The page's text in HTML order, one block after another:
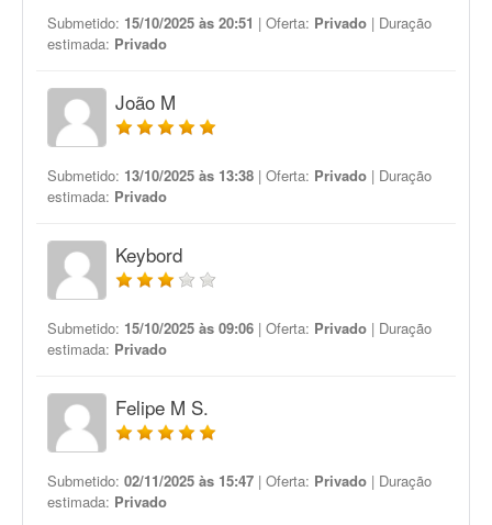
Submetido: 15/10/2025 às 20:51 | Oferta: Privado | Duração
estimada: Privado
João M
Submetido: 13/10/2025 às 13:38 | Oferta: Privado | Duração
estimada: Privado
Keybord
Submetido: 15/10/2025 às 09:06 | Oferta: Privado | Duração
estimada: Privado
Felipe M S.
Submetido: 02/11/2025 às 15:47 | Oferta: Privado | Duração
estimada: Privado